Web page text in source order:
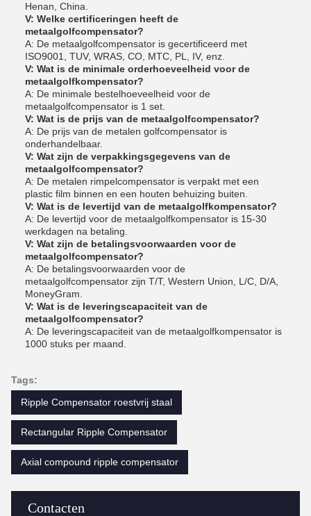
Contacten
Henan, China.
V: Welke certificeringen heeft de
metaalgolfcompensator?
A: De metaalgolfcompensator is gecertificeerd met
ISO9001, TUV, WRAS, CO, MTC, PL, IV, enz.
V: Wat is de minimale orderhoeveelheid voor de
metaalgolfkompensator?
A: De minimale bestelhoeveelheid voor de
metaalgolfcompensator is 1 set.
V: Wat is de prijs van de metaalgolfcompensator?
A: De prijs van de metalen golfcompensator is
onderhandelbaar.
V: Wat zijn de verpakkingsgegevens van de
metaalgolfcompensator?
A: De metalen rimpelcompensator is verpakt met een
plastic film binnen en een houten behuizing buiten.
V: Wat is de levertijd van de metaalgolfkompensator?
A: De levertijd voor de metaalgolfkompensator is 15-30
werkdagen na betaling.
V: Wat zijn de betalingsvoorwaarden voor de
metaalgolfcompensator?
A: De betalingsvoorwaarden voor de
metaalgolfcompensator zijn T/T, Western Union, L/C, D/A,
MoneyGram.
V: Wat is de leveringscapaciteit van de
metaalgolfcompensator?
A: De leveringscapaciteit van de metaalgolfkompensator is
1000 stuks per maand.
Tags:
Ripple Compensator roestvrij staal
Rectangular Ripple Compensator
Axial compound ripple compensator